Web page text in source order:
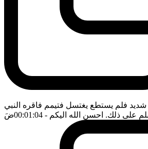
شديد فلم يستطع يغتسل فتيمم فاقره النبي
على ذلك. احسن الله اليكم - 00:01:04 ضَ